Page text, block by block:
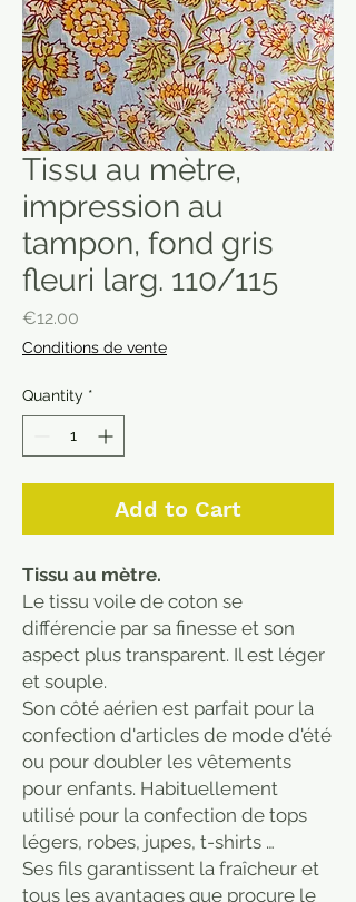
Tissu au mètre,
impression au
tampon, fond gris
fleuri larg. 110/115
€12.00
Conditions de vente
Quantity *
Add to Cart
Tissu au mètre.
Le tissu voile de coton se
différencie par sa finesse et son
aspect plus transparent. Il est léger
et souple.
Son côté aérien est parfait pour la
confection d'articles de mode d'été
ou pour doubler les vêtements
pour enfants. Habituellement
utilisé pour la confection de tops
légers, robes, jupes, t-shirts …
Ses fils garantissent la fraîcheur et
tous les avantages que procure le